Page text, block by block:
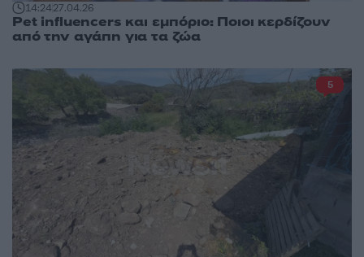
14:2427.04.26
Pet influencers και εμπόριο: Ποιοι κερδίζουν
από την αγάπη για τα ζώα
5